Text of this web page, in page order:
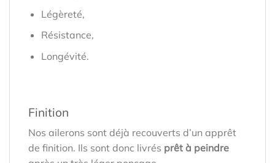
Légèreté,
Résistance,
Longévité.
Finition
Nos ailerons sont déjà recouverts d’un apprêt
de finition. Ils sont donc livrés prêt à peindre